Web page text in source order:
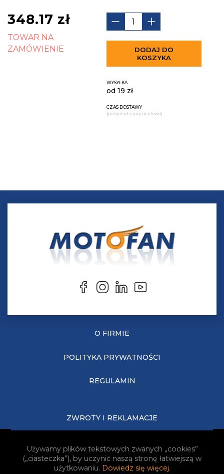
348.17 zł
TOWAR NA
ZAMÓWIENIE
DODAJ DO
KOSZYKA
WYSYŁKA
od 19 zł
CZAS DOSTAWY
(potwierdzamy mailowo)
O FIRMIE
POLITYKA PRYWATNOŚCI
REGULAMIN
ZWROTY I REKLAMACJE
JAK KUPOWAĆ?
Używamy plików tekstowych zwanych „cookies”
(„ciasteczka”), by uczynić naszą stronę łatwiejszą w
użytkowaniu. Dowiedz się więcej.